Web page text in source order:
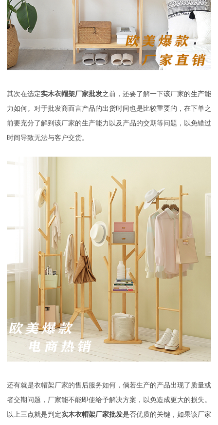
其次在选定实木衣帽架厂家批发之前，还要了解一下该厂家的生产能
力如何。对于批发商而言产品的出货时间也是比较重要的，在下单之
前要充分了解到该厂家的生产能力以及产品的交期等问题，以免错过
时间导致无法与客户交货。
还有就是衣帽架厂家的售后服务如何，倘若生产的产品出现了质量或
者交期问题，厂家能不能即使给予解决方案，以免造成更大的损失。
以上三点就是判定实木衣帽架厂家批发是否优质的关键，如果该厂家